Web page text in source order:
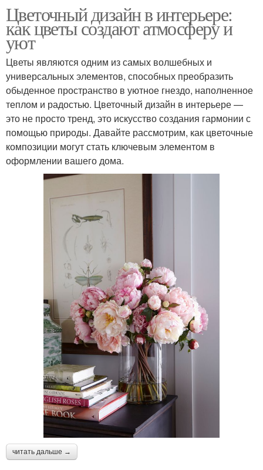
Цветочный дизайн в интерьере:
как цветы создают атмосферу и
уют
Цветы являются одним из самых волшебных и
универсальных элементов, способных преобразить
обыденное пространство в уютное гнездо, наполненное
теплом и радостью. Цветочный дизайн в интерьере —
это не просто тренд, это искусство создания гармонии с
помощью природы. Давайте рассмотрим, как цветочные
композиции могут стать ключевым элементом в
оформлении вашего дома.
читать дальше →